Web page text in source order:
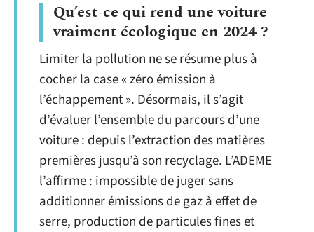
Qu’est-ce qui rend une voiture
vraiment écologique en 2024 ?
Limiter la pollution ne se résume plus à
cocher la case « zéro émission à
l’échappement ». Désormais, il s’agit
d’évaluer l’ensemble du parcours d’une
voiture : depuis l’extraction des matières
premières jusqu’à son recyclage. L’ADEME
l’affirme : impossible de juger sans
additionner émissions de gaz à effet de
serre, production de particules fines et